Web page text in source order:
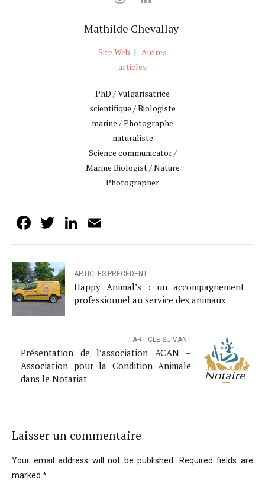
Mathilde Chevallay
Site Web | Autres
articles
PhD / Vulgarisatrice
scientifique / Biologiste
marine / Photographe
naturaliste
Science communicator /
Marine Biologist / Nature
Photographer
Facebook
TwitterLinkedIn
ARTICLES PRÉCÉDENT
Happy Animal’s : un accompagnement
professionnel au service des animaux
ARTICLE SUIVANT
Présentation de l’association ACAN –
Association pour la Condition Animale
dans le Notariat
Laisser un commentaire
Your email address will not be published. Required fields are
marked *